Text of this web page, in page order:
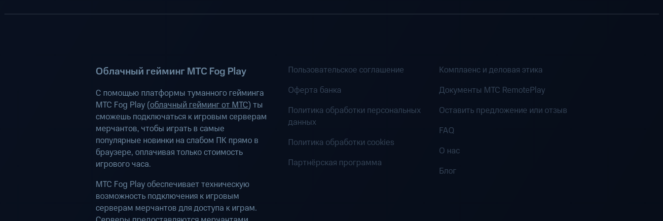
Облачный гейминг МТС Fog Play
С помощью платформы туманного гейминга
МТС Fog Play (облачный гейминг от МТС) ты
сможешь подключаться к игровым серверам
мерчантов, чтобы играть в самые
популярные новинки на слабом ПК прямо в
браузере, оплачивая только стоимость
игрового часа.
МТС Fog Play обеспечивает техническую
возможность подключения к игровым
серверам мерчантов для доступа к играм.
Пользовательское соглашение
Оферта банка
Политика обработки персональных
данных
Политика обработки cookies
Партнёрская программа
Комплаенс и деловая этика
Документы MTC RemotePlay
Оставить предложение или отзыв
FAQ
О нас
Блог